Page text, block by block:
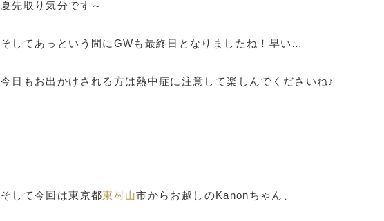
夏先取り気分です～
そしてあっという間にGWも最終日となりましたね！早い…
今日もお出かけされる方は熱中症に注意して楽しんでくださいね♪
そして今回は東京都東村山市からお越しのKanonちゃん、